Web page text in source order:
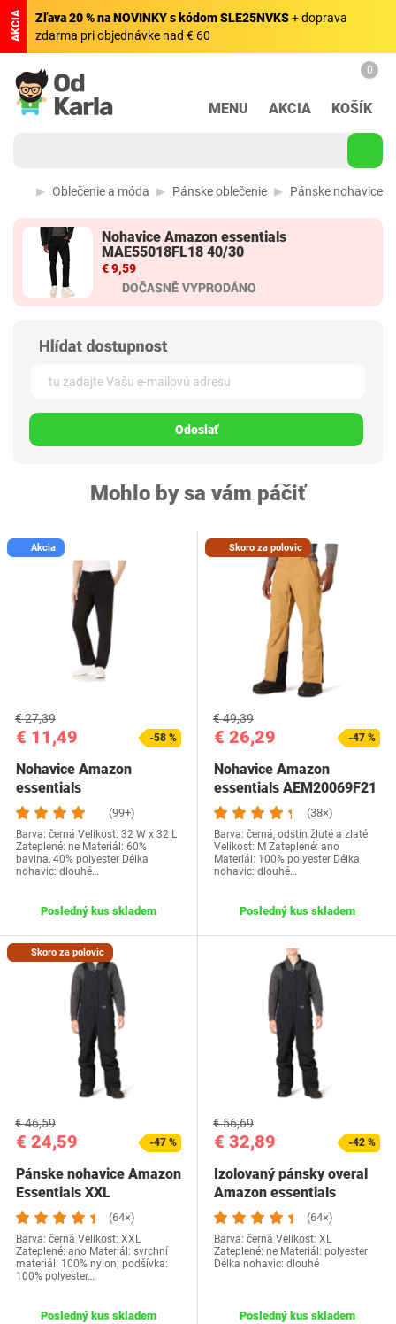
AKCIA Zľava 20 % na NOVINKY s kódom SLE25NVKS+ doprava
zdarma pri objednávke nad € 60
MENU AKCIA
0
KOŠÍK
Oblečenie a móda Pánske oblečenie Pánske nohavice
Nohavice Amazon essentials
MAE55018FL18 40/30
€ 9,59
Odoslať
Mohlo by sa vám páčiť
Akcia
€ 11,49
€ 27,39
-58 %
Nohavice Amazon
essentials
MAE60009SP18(99+)
Barva: černá Velikost: 32 W x 32 L
Zateplené: ne Materiál: 60%
bavlna, 40% polyester Délka
nohavic: dlouhé…
Posledný kus skladem
Skoro za polovic
€ 26,29
€ 49,39
-47 %
Nohavice Amazon
essentials AEM20069F21
L
(38×)
Barva: černá, odstín žluté a zlaté
Velikost: M Zateplené: ano
Materiál: 100% polyester Délka
nohavic: dlouhé…
Posledný kus skladem
Skoro za polovic
€ 24,59
€ 46,59
-47 %
Pánske nohavice Amazon
Essentials XXL
(64×)
Barva: černá Velikost: XXL
Zateplené: ano Materiál: svrchní
materiál: 100% nylon; podšívka:
100% polyester…
Posledný kus skladem
€ 32,89
€ 56,69
-42 %
Izolovaný pánsky overal
Amazon essentials
(64×)
Barva: černá Velikost: XL
Zateplené: ne Materiál: polyester
Délka nohavic: dlouhé
Posledný kus skladem